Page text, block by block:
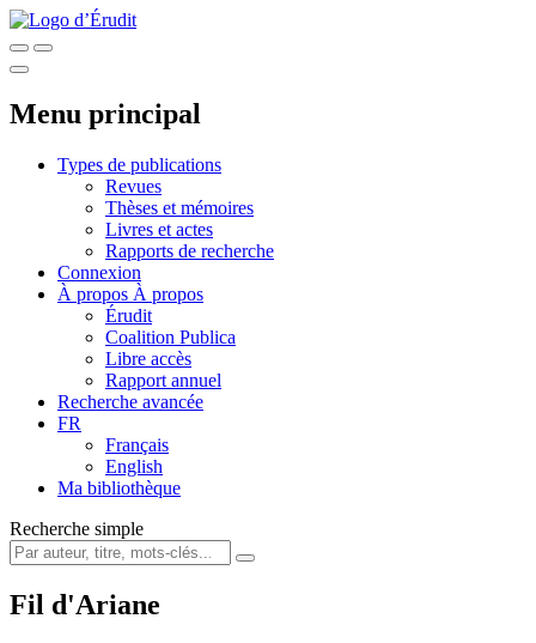
Menu principal
Types de publications
Revues
Thèses et mémoires
Livres et actes
Rapports de recherche
Connexion
À propos À propos
Érudit
Coalition Publica
Libre accès
Rapport annuel
Recherche avancée
FR
Français
English
Ma bibliothèque
Recherche simple
Fil d'Ariane